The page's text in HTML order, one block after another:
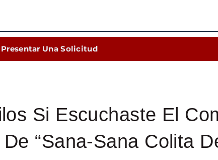
Presentar Una Solicitud
Si Escuchaste El
De “Sana-Sana Colita